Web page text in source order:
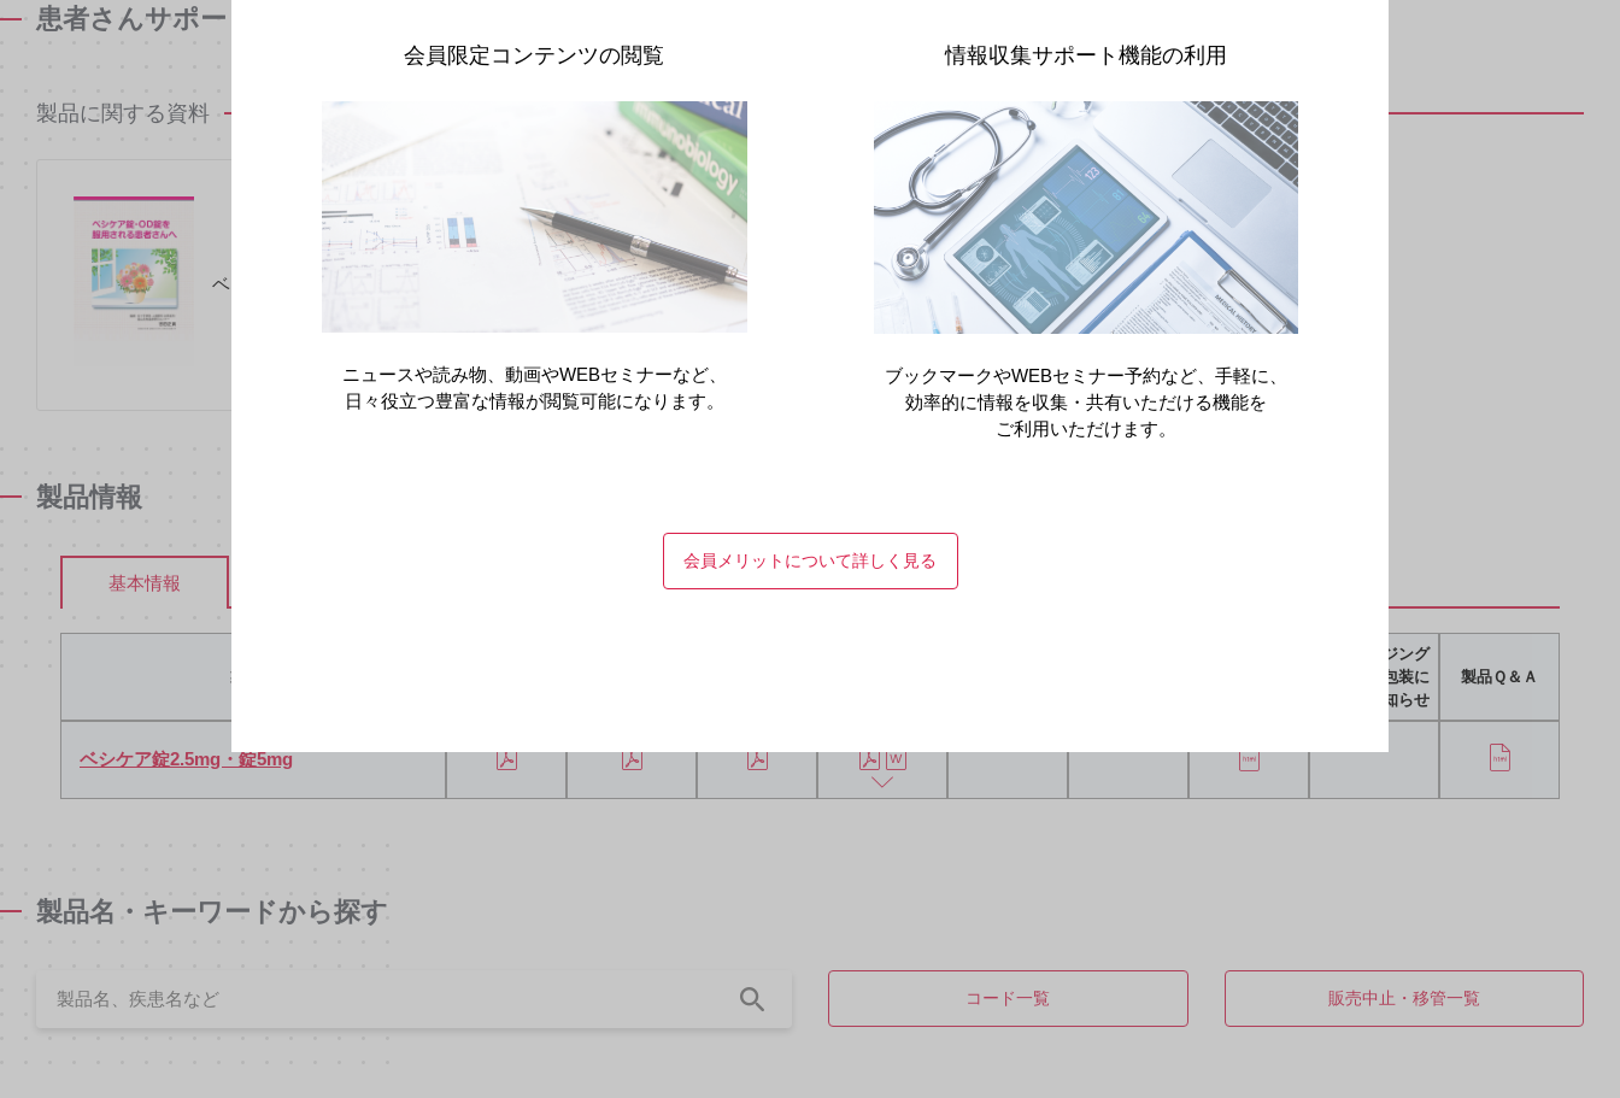
患者さんサポート資材
製品に関する資料
ベシケア錠・OD錠を服用される患者さんへ（2022年12月）
製品情報
基本情報
製品名
パッケージング
ニュース包装に
関するお知らせ
製品Ｑ＆Ａ
ベシケア錠2.5mg・錠5mg
製品名・キーワードから探す
コード一覧 販売中止・移管一覧
会員限定コンテンツの閲覧
ニュースや読み物、動画やWEBセミナーなど、
日々役立つ豊富な情報が閲覧可能になります。
情報収集サポート機能の利用
ブックマークやWEBセミナー予約など、手軽に、
効率的に情報を収集・共有いただける機能を
ご利用いただけます。
会員メリットについて詳しく見る